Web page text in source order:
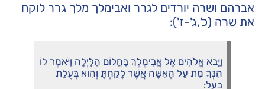
אברהם ושרה יורדים לגרר ואבימלך מלך גרר לוקח
את שרה (כ',ג'-ז'):
וַיָּבֹא אֱלֹהִים אֶל אֲבִימֶלֶךְ בַּחֲלוֹם הַלָּיְלָה וַיֹּאמֶר לוֹ
הִנְּךָ מֵת עַל הָאִשָּׁה אֲשֶׁר לָקַחְתָּ וְהִוא בְּעֻלַת
בָּעַל: